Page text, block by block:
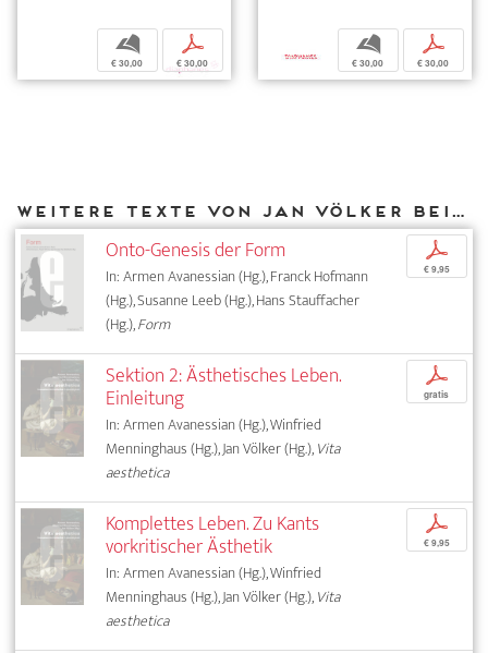
b
€ 30,00
p
€ 30,00
b
€ 30,00
p
€ 30,00
Weitere Texte von Jan Völker bei DIAPHANES
Onto-Genesis der Form
In: Armen Avanessian (Hg.), Franck Hofmann
(Hg.), Susanne Leeb (Hg.), Hans Stauffacher
(Hg.),Form
p
€ 9,95
Sektion 2: Ästhetisches Leben.
Einleitung
In: Armen Avanessian (Hg.), Winfried
Menninghaus (Hg.), Jan Völker (Hg.),Vita
aesthetica
p
gratis
Komplettes Leben. Zu Kants
vorkritischer Ästhetik
In: Armen Avanessian (Hg.), Winfried
Menninghaus (Hg.), Jan Völker (Hg.),Vita
aesthetica
p
€ 9,95